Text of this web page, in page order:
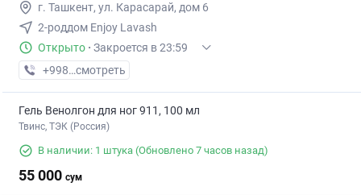
г. Ташкент, ул. Карасарай, дом 6
2-роддом Enjoy Lavash
Открыто · Закроется в 23:59
+998 (55) XXX-XX-XX
смотреть
Гель Венолгон для ног 911, 100 мл
Твинс, ТЭК (Россия)
В наличии: 1 штука (Обновлено 7 часов назад)
55 000 сум